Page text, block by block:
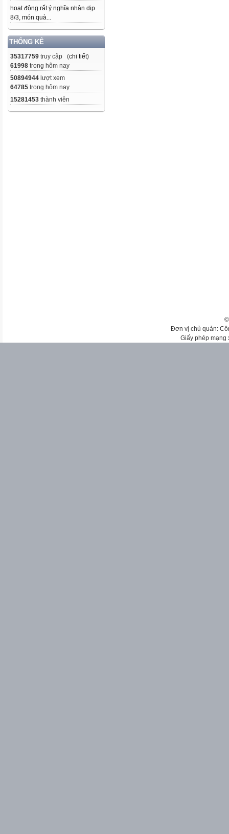
hoạt động rất ý nghĩa nhân dịp
8/3, món quà...
THỐNG KÊ
35317759 truy cập (chi tiết)
61998 trong hôm nay
50894944 lượt xem
64785 trong hôm nay
15281453 thành viên
Đơn vị chủ quản:
Giấy phép mạng